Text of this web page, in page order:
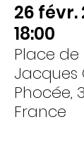
26 févr.
18:00
Place de
Jacques
Phocée,
France